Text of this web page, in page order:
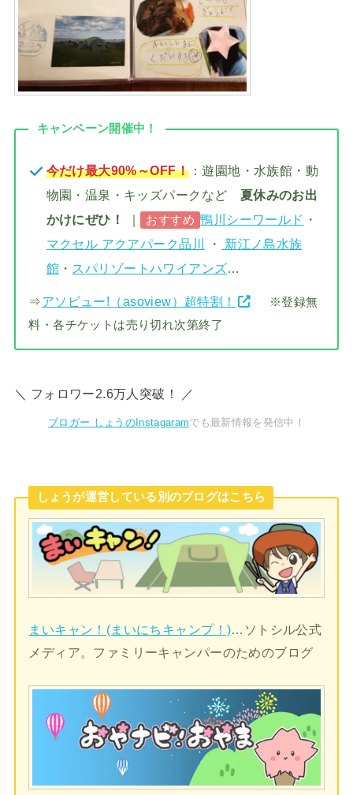
キャンペーン開催中！
今だけ最大90%～OFF！：遊園地・水族館・動
物園・温泉・キッズパークなど 夏休みのお出
かけにぜひ！
｜ おすすめ 鴨川シーワールド ・
マクセル アクアパーク品川
・
新江ノ島水族
館 ・ スパリゾートハワイアンズ…
⇒アソビュー!（asoview）超特割！
※登録無
料・各チケットは売り切れ次第終了
＼ フォロワー2.6万人突破！ ／
ブロガー しょうのInstagaramでも最新情報を発信中！
しょうが運営している別のブログはこちら
まいキャン！(まいにちキャンプ！)…ソトシル公式
メディア。ファミリーキャンパーのためのブログ